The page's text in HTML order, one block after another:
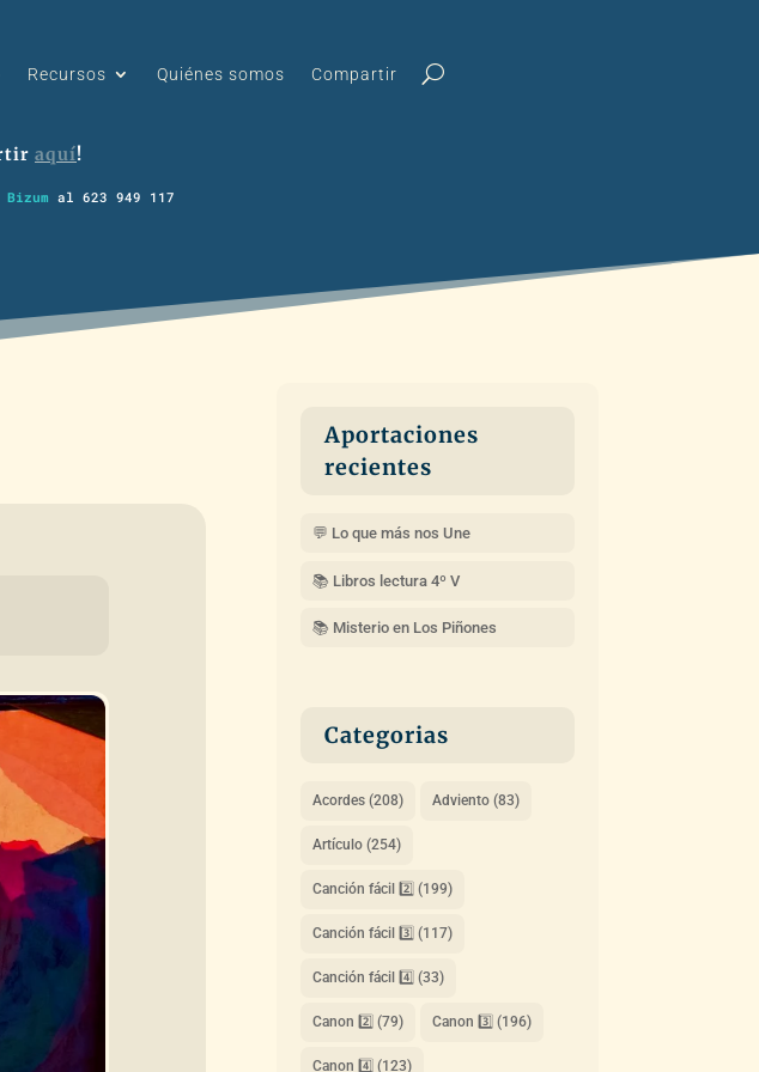
Recursos Quiénes somos Compartir
aquí!
Bizum al 623 949 117
Aportaciones
recientes
💬 Lo que más nos Une
📚 Libros lectura 4º V
📚 Misterio en Los Piñones
Categorias
Acordes(208) Adviento(83)
Artículo(254)
Canción fácil 2️⃣ (199)
Canción fácil 3️⃣ (117)
Canción fácil 4️⃣ (33)
Canon 2️⃣ (79) Canon 3️⃣ (196)
Canon 4️⃣ (123)